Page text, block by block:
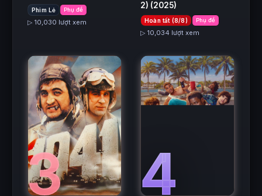
Phim Lẻ Phụ đề
▷ 10,030 lượt xem
2) (2025)
Hoàn tất (8/8) Phụ đề
▷ 10,034 lượt xem
3 4